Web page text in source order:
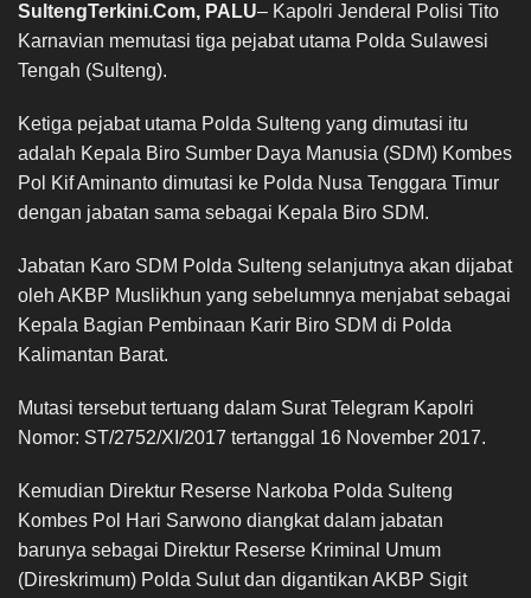
SultengTerkini.Com, PALU– Kapolri Jenderal Polisi Tito
Karnavian memutasi tiga pejabat utama Polda Sulawesi
Tengah (Sulteng).
Ketiga pejabat utama Polda Sulteng yang dimutasi itu
adalah Kepala Biro Sumber Daya Manusia (SDM) Kombes
Pol Kif Aminanto dimutasi ke Polda Nusa Tenggara Timur
dengan jabatan sama sebagai Kepala Biro SDM.
Jabatan Karo SDM Polda Sulteng selanjutnya akan dijabat
oleh AKBP Muslikhun yang sebelumnya menjabat sebagai
Kepala Bagian Pembinaan Karir Biro SDM di Polda
Kalimantan Barat.
Mutasi tersebut tertuang dalam Surat Telegram Kapolri
Nomor: ST/2752/XI/2017 tertanggal 16 November 2017.
Kemudian Direktur Reserse Narkoba Polda Sulteng
Kombes Pol Hari Sarwono diangkat dalam jabatan
barunya sebagai Direktur Reserse Kriminal Umum
(Direskrimum) Polda Sulut dan digantikan AKBP Sigit